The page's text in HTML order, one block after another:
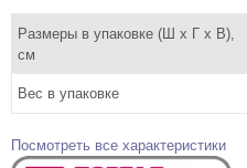
Размеры в упаковке (Ш x Г x В),
см
Вес в упаковке
Посмотреть все характеристики